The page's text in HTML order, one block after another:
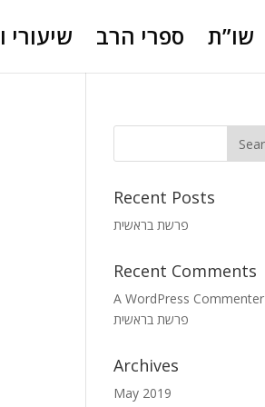
שיעורי ספרי הרב שו”ת
Recent Posts
פרשת בראשית
Recent Comments
A WordPress Commenter
פרשת בראשית
Archives
May 2019